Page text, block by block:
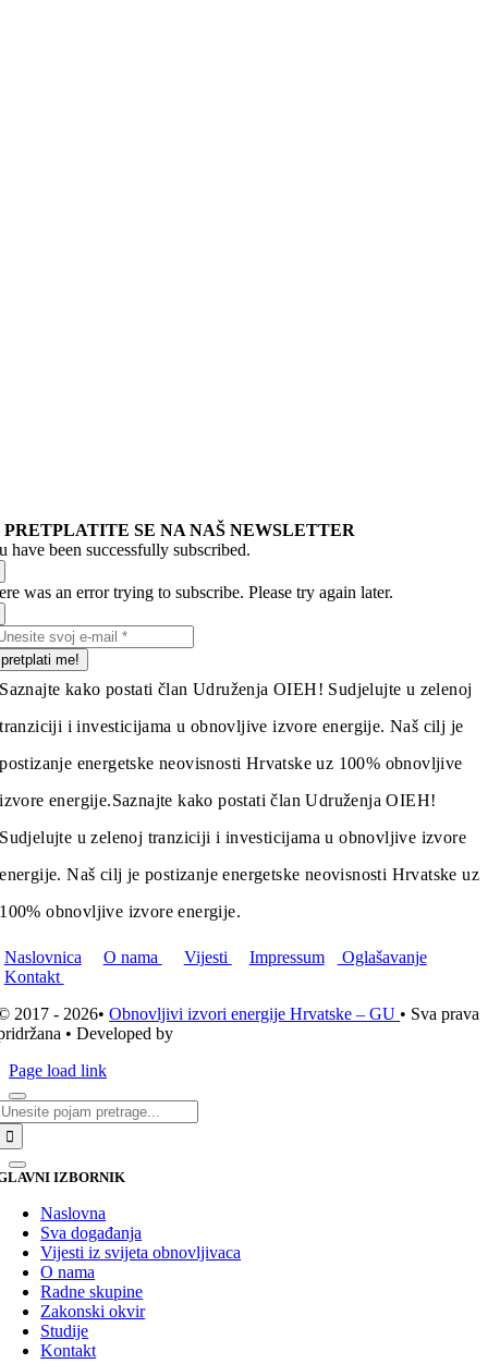
PRETPLATITE SE NA NAŠ NEWSLETTER
have been successfully subscribed.
was an error trying to subscribe. Please try again later.
pretplati me!
Saznajte kako postati član Udruženja OIEH! Sudjelujte u zelenoj
tranziciji i investicijama u obnovljive izvore energije. Naš cilj je
postizanje energetske neovisnosti Hrvatske uz 100% obnovljive
izvore energije.Saznajte kako postati član Udruženja OIEH!
Sudjelujte u zelenoj tranziciji i investicijama u obnovljive izvore
energije. Naš cilj je postizanje energetske neovisnosti Hrvatske uz
100% obnovljive izvore energije.
Naslovnica O nama Vijesti Impressum
Oglašavanje
Kontakt
2017 - 2026•Obnovljivi izvori energije Hrvatske – GU • Sva prava
• Developed by
Page load link
IZBORNIK
Naslovna
Sva događanja
Vijesti iz svijeta obnovljivaca
O nama
Radne skupine
Zakonski okvir
Studije
Kontakt